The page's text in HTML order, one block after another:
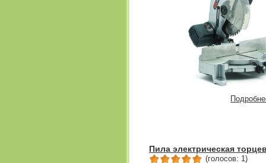
Пила электрическая
(голосов: 1)